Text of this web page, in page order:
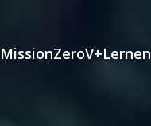
MissionZeroV+Lernen